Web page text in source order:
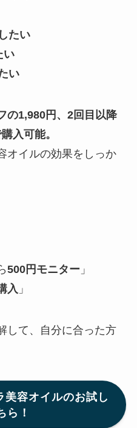
たい
い
い
の1,980円、2回目以降
入可能。
オイルの効果をしっか
500円モニター 」
入 」
して、自分に合った方
美容オイルのお試し
ら！